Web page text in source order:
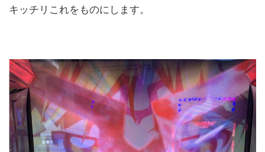
キッチリこれをものにします。